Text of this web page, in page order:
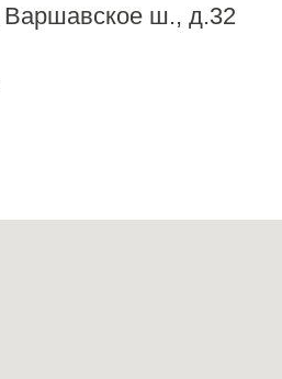
Варшавское ш., д.32